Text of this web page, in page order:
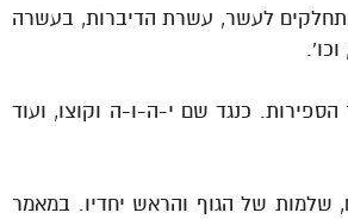
לעשר, עשרת הדיברות, בעשרה
כנגד שם י-ה-ו-ה וקוצו, ועוד
שלמות של הגוף והראש יחדיו. במאמר